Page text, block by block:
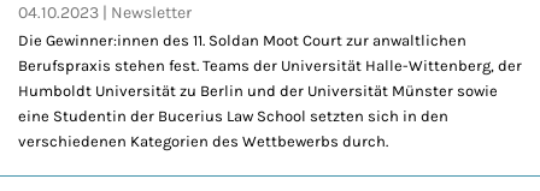
04.10.2023 Newsletter
Die Gewinner:innen des 11. Soldan Moot Court zur anwaltlichen
Berufspraxis stehen fest. Teams der Universität Halle-Wittenberg, der
Humboldt Universität zu Berlin und der Universität Münster sowie
eine Studentin der Bucerius Law School setzten sich in den
verschiedenen Kategorien des Wettbewerbs durch.